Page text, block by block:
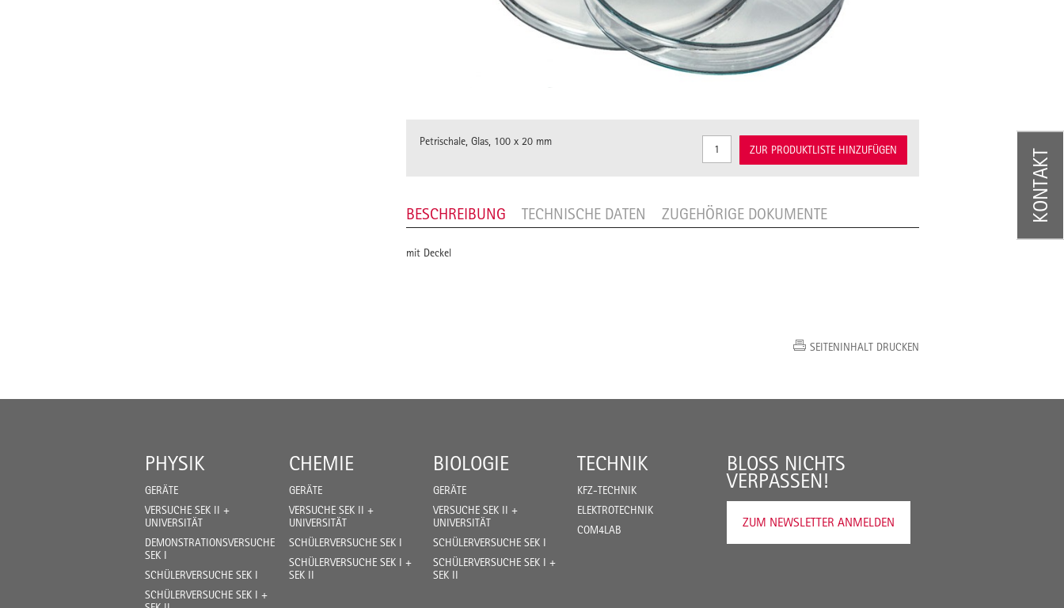
Petrischale, Glas, 100 x 20 mm
ZUR PRODUKTLISTE HINZUFÜGEN
BESCHREIBUNG TECHNISCHE DATEN ZUGEHÖRIGE DOKUMENTE
mit Deckel
SEITENINHALT DRUCKEN
PHYSIK
GERÄTE
VERSUCHE SEK II +
UNIVERSITÄT
DEMONSTRATIONSVERSUCHE
SEK I
SCHÜLERVERSUCHE SEK I
SCHÜLERVERSUCHE SEK I +
CHEMIE
GERÄTE
VERSUCHE SEK II +
UNIVERSITÄT
SCHÜLERVERSUCHE SEK I
SCHÜLERVERSUCHE SEK I +
SEK II
BIOLOGIE
GERÄTE
VERSUCHE SEK II +
UNIVERSITÄT
SCHÜLERVERSUCHE SEK I
SCHÜLERVERSUCHE SEK I +
SEK II
TECHNIK
KFZ-TECHNIK
ELEKTROTECHNIK
COM4LAB
BLOSS NICHTS V
ERPASSEN!
ZUM NEWSLETTER ANMELDEN
KONTAKT